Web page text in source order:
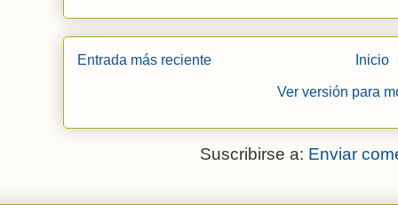
Entrada más reciente Inicio
Ver versión para
Suscribirse a: Enviar